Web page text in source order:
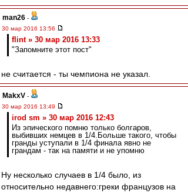
man26 -
30 мар 2016 13:56
flint » 30 мар 2016 13:33
"Запомните этот пост"
не считается - ты чемпиона не указал.
MakxV -
30 мар 2016 13:49
irod sm » 30 мар 2016 12:43
Из эпического помню только болгаров,
выбивших немцев в 1/4.Больше такого, чтобы
гранды уступали в 1/4 финала явно не
грандам - так на памяти и не упомню
Ну несколько случаев в 1/4 было, из
относительно недавнего:греки французов на